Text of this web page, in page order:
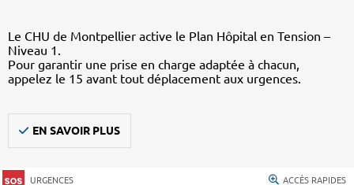
Le CHU de Montpellier active le Plan Hôpital en Tension –
Niveau 1.
Pour garantir une prise en charge adaptée à chacun,
appelez le 15 avant tout déplacement aux urgences.
EN SAVOIR PLUS
URGENCES ACCÈS RAPIDES